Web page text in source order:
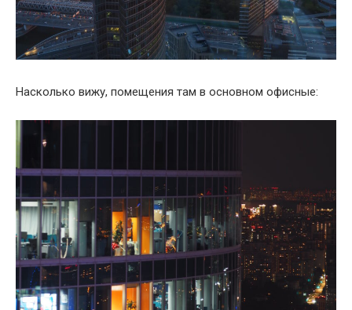
Насколько вижу, помещения там в основном офисные: